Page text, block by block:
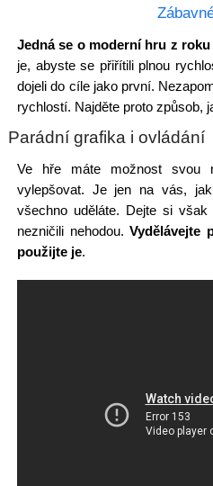
Jedná se o moderní hru z roku
je, abyste se přiřítili plnou
dojeli do cíle jako první.
rychlostí. Najděte proto způsob,
Parádní grafika i ovládání
Ve hře máte možnost svou
vylepšovat. Je jen na vás,
všechno uděláte. Dejte si
nezničili nehodou.Vydělávejte
použijte je.